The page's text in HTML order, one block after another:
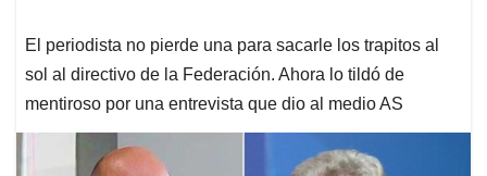
El periodista no pierde una para sacarle los trapitos al
sol al directivo de la Federación. Ahora lo tildó de
mentiroso por una entrevista que dio al medio AS